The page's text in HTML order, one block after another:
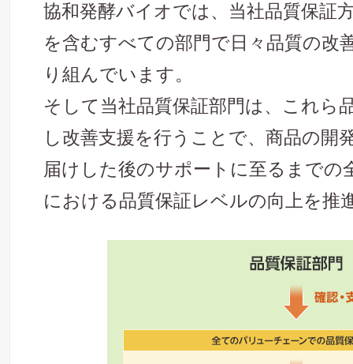
協和発酵バイオでは、当社品質保証
を含むすべての部門で日々品質の改
り組んでいます。
そして当社品質保証部門は、これら
し改善支援を行うことで、商品の開
届けした後のサポートに至るまでの
における品質保証レベルの向上を推